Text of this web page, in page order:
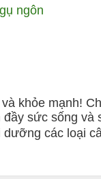
ngôn
khỏe mạnh!
sức sống và
dưỡng các loại